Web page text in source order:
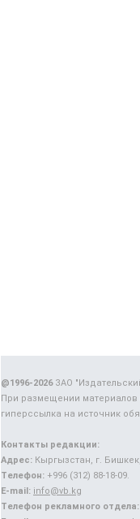
@1996-2026ЗАО
При размещении материалов
гиперссылка на источник
Контакты редакции:
Адрес: Кыргызстан, г.
Телефон: +996 (312) 88-18-09.
E-mail: info@vb.kg
Телефон рекламного отдела: